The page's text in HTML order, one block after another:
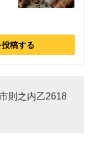
稿する
則之内乙2618